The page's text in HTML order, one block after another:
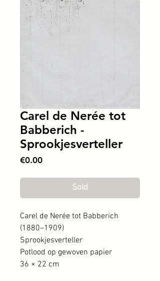
Carel de Nerée tot
Babberich -
Sprookjesverteller
€0.00Price
Sold
Carel de Nerée tot Babberich
(1880–1909)
Sprookjesverteller
Potlood op gewoven papier
36 × 22 cm